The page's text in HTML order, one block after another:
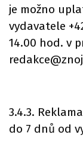
je možno
vydavatele
14.00 hod. v
3.4.3.
do 7 dnů od